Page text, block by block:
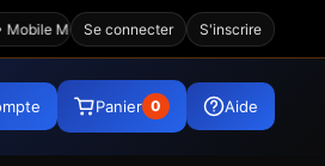
• Wave • Visa • Virement — Plateforme
Se connecter S'inscrire
Panier 0 Aide